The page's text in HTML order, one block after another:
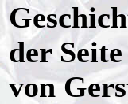
der
von